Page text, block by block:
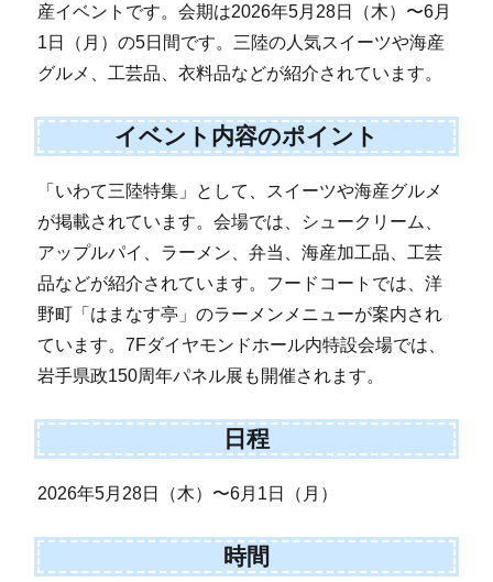
産イベントです。会期は2026年5月28日（木）〜6月
1日（月）の5日間です。三陸の人気スイーツや海産
グルメ、工芸品、衣料品などが紹介されています。
イベント内容のポイント
「いわて三陸特集」として、スイーツや海産グルメ
が掲載されています。会場では、シュークリーム、
アップルパイ、ラーメン、弁当、海産加工品、工芸
品などが紹介されています。フードコートでは、洋
野町「はまなす亭」のラーメンメニューが案内され
ています。7Fダイヤモンドホール内特設会場では、
岩手県政150周年パネル展も開催されます。
日程
2026年5月28日（木）〜6月1日（月）
時間